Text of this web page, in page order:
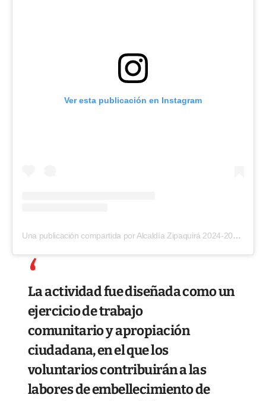
Ver esta publicación en Instagram
Una publicación compartida por Alcaldía Zipaquirá 2024-2027 (@alcaldiazipaquira)
La actividad fue diseñada como un
ejercicio de trabajo
comunitario y apropiación
ciudadana, en el que los
voluntarios contribuirán a las
labores de embellecimiento de